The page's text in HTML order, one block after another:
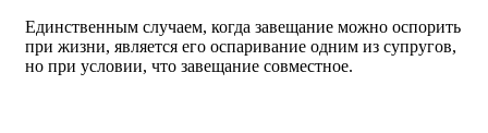
Единственным случаем, когда завещание можно оспорить
при жизни, является его оспаривание одним из супругов,
но при условии, что завещание совместное.